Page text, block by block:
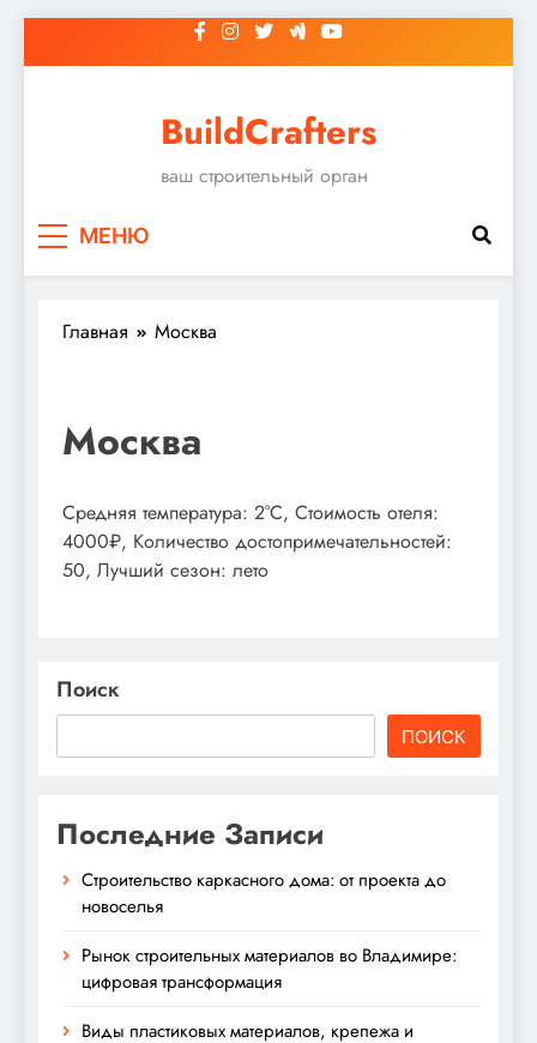
к
BuildCrafters
ваш строительный орган
МЕНЮ
Главная Москва
Москва
Средняя температура: 2°C, Стоимость отеля:
4000₽, Количество достопримечательностей:
50, Лучший сезон: лето
Поиск
ПОИСК
Последние Записи
Строительство каркасного дома: от проекта до
новоселья
Рынок строительных материалов во Владимире:
цифровая трансформация
Виды пластиковых материалов, крепежа и